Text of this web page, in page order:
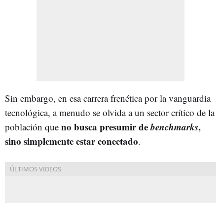
Sin embargo, en esa carrera frenética por la vanguardia
tecnológica, a menudo se olvida a un sector crítico de la
población que no busca presumir debenchmarks,
sino simplemente estar conectado.